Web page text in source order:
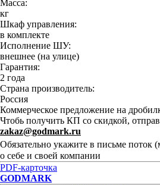
Масса:
кг
Шкаф управления:
в комплекте
Исполнение ШУ:
внешнее (на улице)
Гарантия:
2 года
Страна производитель:
Россия
Коммерческое предложение на
Чтобь получить КП со скидкой,
zakaz@godmark.ru
Обязательно укажите в письме поток
о себе и своей компании
PDF-карточка
GODMARK